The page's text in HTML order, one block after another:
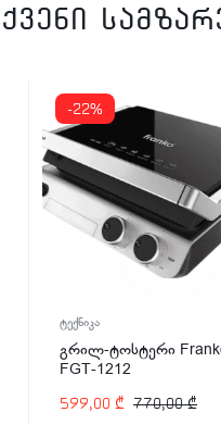
-41%
აერო გრილი
439,00₾